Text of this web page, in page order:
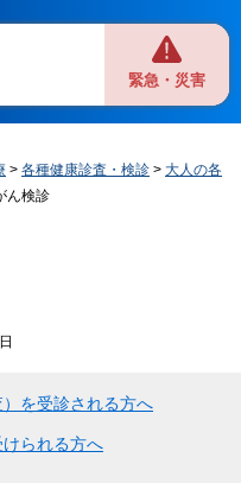
緊急・災害
>各種健康診査・検診 >大人の各
ん検診
を受診される方へ
られる方へ